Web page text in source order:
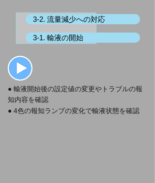
3-1. 輸液の開始
3-2. 流量減少への対応
● 輸液開始後の設定値の変更やトラブルの報
知内容を確認
● 4色の報知ランプの変化で輸液状態を確認